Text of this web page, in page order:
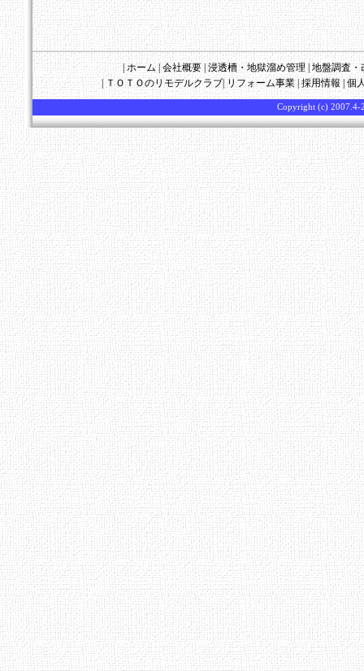
|ホーム| 会社概要|浸透槽・地獄溜め管理 | 地盤調査・
| ＴＯＴＯのリモデルクラブ| リフォーム事業|採用情報|個
Copyright (c) 2007.4-